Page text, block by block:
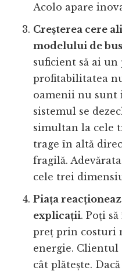
Acolo apare
Creșterea cere
modelului de
suficient să ai un
profitabilitatea
oamenii nu sunt
sistemul se
simultan la cele
trage în altă
fragilă.
cele trei
Piața
explicații. Poți
preț prin costuri
energie. Clientul
cât plătește.